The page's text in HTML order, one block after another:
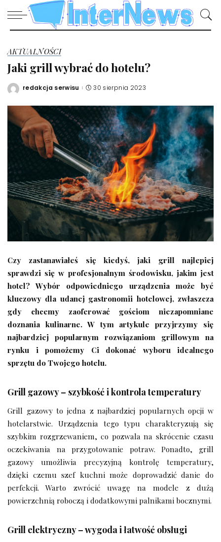
AKTUALNOŚCI
Jaki grill wybrać do hotelu?
Posted
redakcja serwisu 30 sierpnia 2023
Czy zastanawiałeś się kiedyś, jaki grill najlepiej
sprawdzi się w profesjonalnym środowisku, jakim jest
hotel? Wybór odpowiedniego urządzenia może być
kluczowy dla udanej gastronomii hotelowej, zwłaszcza
gdy chcemy zaoferować gościom niezapomniane
doznania kulinarne. W tym artykule przyjrzymy się
najbardziej popularnym rozwiązaniom grillowym na
rynku i pomożemy Ci dokonać wyboru idealnego
sprzętu do Twojego hotelu.
Grill gazowy – szybkość i kontrola temperatury
Grill gazowy to jedna z najbardziej popularnych opcji w
hotelarstwie. Urządzenia tego typu charakteryzują się
szybkim rozgrzewaniem, co pozwala na skrócenie czasu
oczekiwania na przygotowanie potraw. Ponadto, grill
gazowy umożliwia precyzyjną kontrolę temperatury,
dzięki czemu szef kuchni może doprowadzić danie do
perfekcji. Warto zwrócić uwagę na modele z dużą
powierzchnią roboczą i dodatkowymi palnikami bocznymi.
Grill elektryczny – wygoda i łatwość obsługi